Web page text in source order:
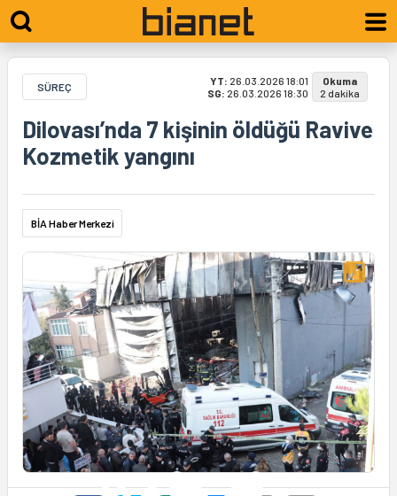
SÜREÇ YT: 26.03.2026 18:01
SG: 26.03.2026 18:30
Okuma
2 dakika
Dilovası’nda 7 kişinin öldüğü Ravive
Kozmetik yangını
BİA Haber Merkezi